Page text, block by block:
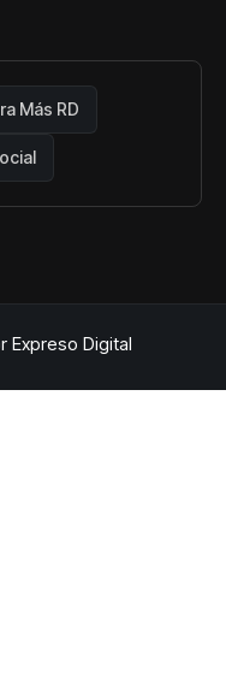
Más RD
Expreso Digital